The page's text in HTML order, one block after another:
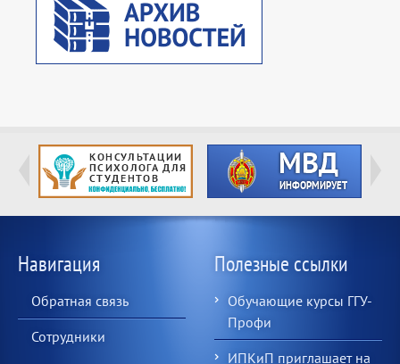
Навигация
Обратная связь
Сотрудники
Полезные ссылки
Обучающие курсы ГГУ-
Профи
ИПКиП приглашает на